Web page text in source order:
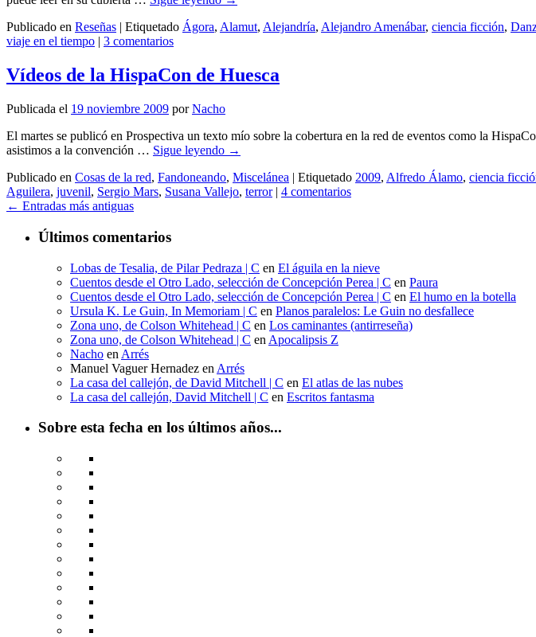
Publicado en Reseñas | Etiquetado Ágora, Alamut, Alejandría, Alejandro Amenábar, ciencia ficción,
viaje en el tiempo | 3 comentarios
Vídeos de la HispaCon de Huesca
Publicada el 19 noviembre 2009 por Nacho
El martes se publicó en Prospectiva un texto mío sobre la cobertura en la red de eventos como la
asistimos a la convención … Sigue leyendo →
Publicado en Cosas de la red, Fandoneando, Miscelánea | Etiquetado 2009, Alfredo Álamo, ciencia
Aguilera, juvenil, Sergio Mars, Susana Vallejo, terror | 4 comentarios
← Entradas más antiguas
Últimos comentarios
Lobas de Tesalia, de Pilar Pedraza | C en El águila en la nieve
Cuentos desde el Otro Lado, selección de Concepción Perea | C en Paura
Cuentos desde el Otro Lado, selección de Concepción Perea | C en El humo en la botella
Ursula K. Le Guin, In Memoriam | C en Planos paralelos: Le Guin no desfallece
Zona uno, de Colson Whitehead | C en Los caminantes (antirreseña)
Zona uno, de Colson Whitehead | C en Apocalipsis Z
Nacho en Arrés
Manuel Vaguer Hernadez en Arrés
La casa del callejón, de David Mitchell | C en El atlas de las nubes
La casa del callejón, David Mitchell | C en Escritos fantasma
Sobre esta fecha en los últimos años...